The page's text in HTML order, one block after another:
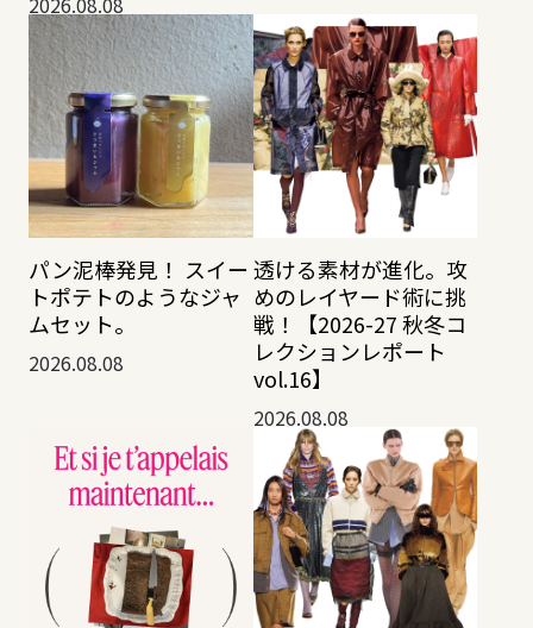
パン泥棒発見！ スイー
トポテトのようなジャ
ムセット。
2026.08.08
透ける素材が進化。攻
めのレイヤード術に挑
戦！【2026-27 秋冬コ
レクションレポート
vol.16】
2026.08.08